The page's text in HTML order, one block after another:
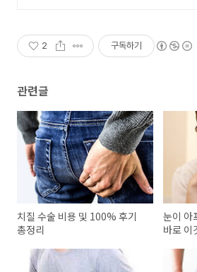
2 구독하기
관련글
치질 수술 비용 및 100% 후기
총정리
눈이 아
바로 이